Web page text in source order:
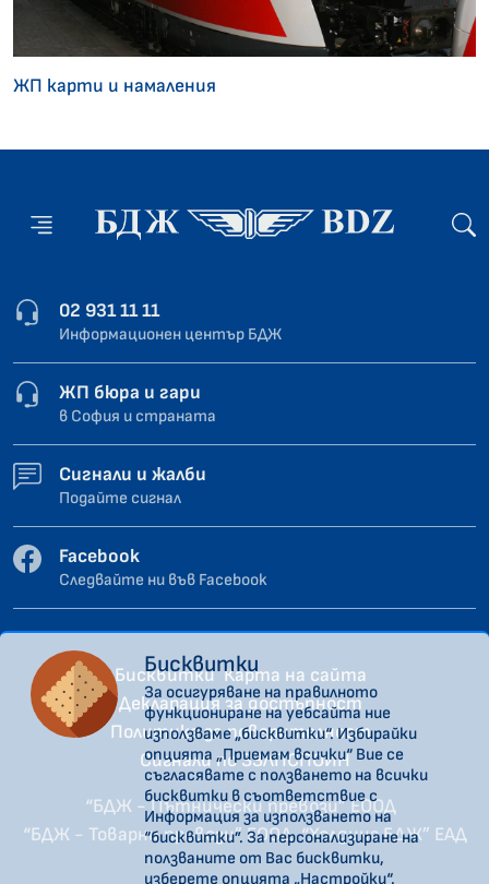
ЖП карти и намаления
02 931 11 11
Информационен център БДЖ
ЖП бюра и гари
в София и страната
Сигнали и жалби
Подайте сигнал
Facebook
Следвайте ни във Facebook
Бисквитки Карта на сайта
Декларация за достъпност
Политика за поверителност
Сигнали по ЗЗЛПСПОИН
“БДЖ - Пътнически превози” ЕООД
“БДЖ - Товарни превози” ЕООД “Холдинг БДЖ” ЕАД
Бисквитки
За осигуряване на правилното
функциониране на уебсайта ние
използваме „бисквитки“. Избирайки
опцията „Приемам всички“ Вие се
съгласявате с ползването на всички
бисквитки в съответствие с
Информация за използването на
“бисквитки”. За персонализиране на
ползваните от Вас бисквитки,
изберете опцията „Настройки“.